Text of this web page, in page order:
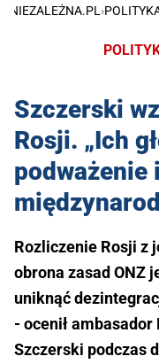
NIEZALEŻNA.PL ›
Szczerski
Rosji. „Ich
podważenie
Rozliczenie Rosji z
obrona zasad ONZ
uniknąć
- ocenił ambasador
Szczerski podczas